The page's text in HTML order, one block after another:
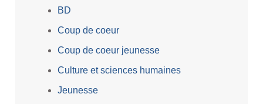
BD
Coup de coeur
Coup de coeur jeunesse
Culture et sciences humaines
Jeunesse